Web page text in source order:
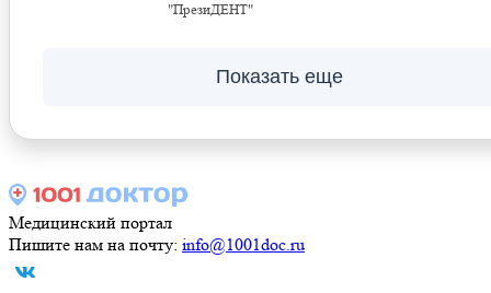
"ПрезиДЕНТ"
Показать еще
Медицинский портал
Пишите нам на почту: info@1001doc.ru